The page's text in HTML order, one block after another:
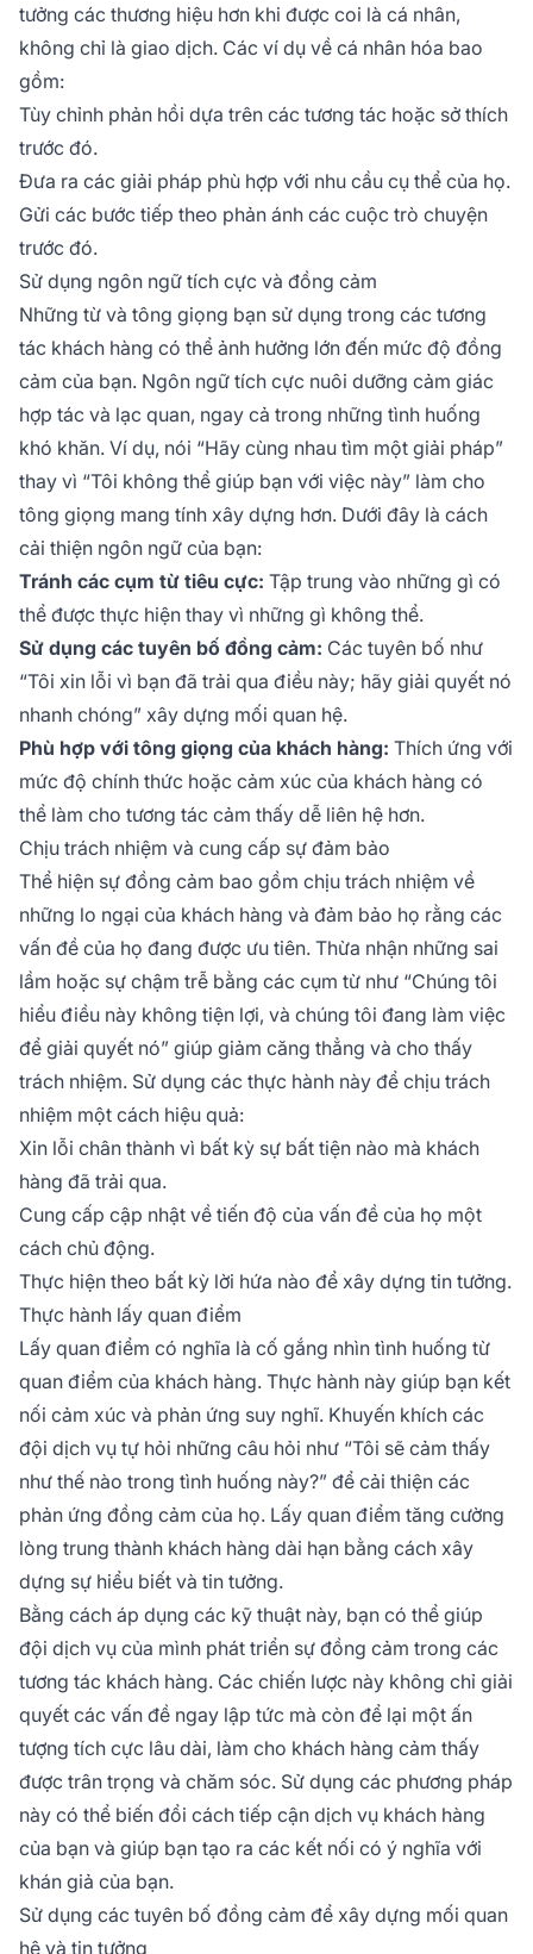
tưởng các thương hiệu hơn khi được coi là cá nhân,
không chỉ là giao dịch. Các ví dụ về cá nhân hóa bao
gồm:
Tùy chỉnh phản hồi dựa trên các tương tác hoặc sở thích
trước đó.
Đưa ra các giải pháp phù hợp với nhu cầu cụ thể của họ.
Gửi các bước tiếp theo phản ánh các cuộc trò chuyện
trước đó.
Sử dụng ngôn ngữ tích cực và đồng cảm
Những từ và tông giọng bạn sử dụng trong các tương
tác khách hàng có thể ảnh hưởng lớn đến mức độ đồng
cảm của bạn. Ngôn ngữ tích cực nuôi dưỡng cảm giác
hợp tác và lạc quan, ngay cả trong những tình huống
khó khăn. Ví dụ, nói “Hãy cùng nhau tìm một giải pháp”
thay vì “Tôi không thể giúp bạn với việc này” làm cho
tông giọng mang tính xây dựng hơn. Dưới đây là cách
cải thiện ngôn ngữ của bạn:
Tránh các cụm từ tiêu cực: Tập trung vào những gì có
thể được thực hiện thay vì những gì không thể.
Sử dụng các tuyên bố đồng cảm: Các tuyên bố như
“Tôi xin lỗi vì bạn đã trải qua điều này; hãy giải quyết nó
nhanh chóng” xây dựng mối quan hệ.
Phù hợp với tông giọng của khách hàng: Thích ứng với
mức độ chính thức hoặc cảm xúc của khách hàng có
thể làm cho tương tác cảm thấy dễ liên hệ hơn.
Chịu trách nhiệm và cung cấp sự đảm bảo
Thể hiện sự đồng cảm bao gồm chịu trách nhiệm về
những lo ngại của khách hàng và đảm bảo họ rằng các
vấn đề của họ đang được ưu tiên. Thừa nhận những sai
lầm hoặc sự chậm trễ bằng các cụm từ như “Chúng tôi
hiểu điều này không tiện lợi, và chúng tôi đang làm việc
để giải quyết nó” giúp giảm căng thẳng và cho thấy
trách nhiệm. Sử dụng các thực hành này để chịu trách
nhiệm một cách hiệu quả:
Xin lỗi chân thành vì bất kỳ sự bất tiện nào mà khách
hàng đã trải qua.
Cung cấp cập nhật về tiến độ của vấn đề của họ một
cách chủ động.
Thực hiện theo bất kỳ lời hứa nào để xây dựng tin tưởng.
Thực hành lấy quan điểm
Lấy quan điểm có nghĩa là cố gắng nhìn tình huống từ
quan điểm của khách hàng. Thực hành này giúp bạn kết
nối cảm xúc và phản ứng suy nghĩ. Khuyến khích các
đội dịch vụ tự hỏi những câu hỏi như “Tôi sẽ cảm thấy
như thế nào trong tình huống này?” để cải thiện các
phản ứng đồng cảm của họ. Lấy quan điểm tăng cường
lòng trung thành khách hàng dài hạn bằng cách xây
dựng sự hiểu biết và tin tưởng.
Bằng cách áp dụng các kỹ thuật này, bạn có thể giúp
đội dịch vụ của mình phát triển sự đồng cảm trong các
tương tác khách hàng. Các chiến lược này không chỉ giải
quyết các vấn đề ngay lập tức mà còn để lại một ấn
tượng tích cực lâu dài, làm cho khách hàng cảm thấy
được trân trọng và chăm sóc. Sử dụng các phương pháp
này có thể biến đổi cách tiếp cận dịch vụ khách hàng
của bạn và giúp bạn tạo ra các kết nối có ý nghĩa với
khán giả của bạn.
Sử dụng các tuyên bố đồng cảm để xây dựng mối quan
hệ và tin tưởng